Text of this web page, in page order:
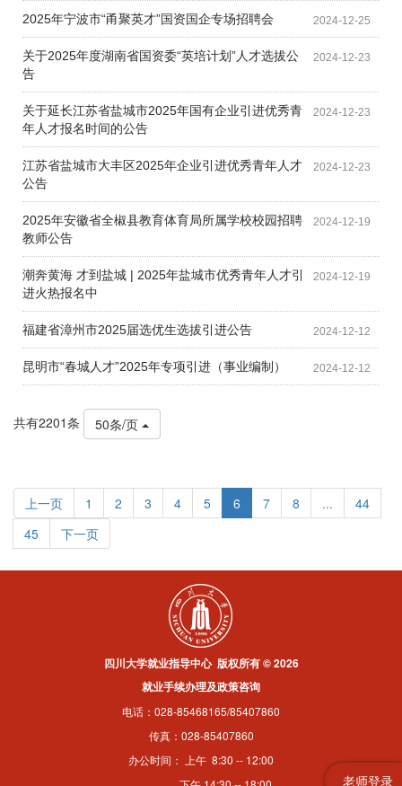
老师登录
2024-12-25
2025年宁波市“甬聚英才”国资国企专场招聘会
2024-12-23
关于2025年度湖南省国资委“英培计划”人才选拔公
告
2024-12-23
关于延长江苏省盐城市2025年国有企业引进优秀青
年人才报名时间的公告
2024-12-23
江苏省盐城市大丰区2025年企业引进优秀青年人才
公告
2024-12-19
2025年安徽省全椒县教育体育局所属学校校园招聘
教师公告
2024-12-19
潮奔黄海 才到盐城 | 2025年盐城市优秀青年人才引
进火热报名中
2024-12-12
福建省漳州市2025届选优生选拔引进公告
2024-12-12
昆明市“春城人才”2025年专项引进（事业编制）
共有2201条 50条/页
上一页 1 2 3 4 5 6 7 8 ...
44
45
下一页
四川大学就业指导中心 版权所有 © 2026
就业手续办理及政策咨询
电话：028-85468165/85407860
传真：028-85407860
办公时间： 上午 8:30 -- 12:00